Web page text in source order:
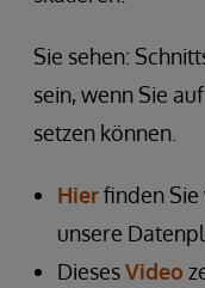
Sie sehen:
sein, wenn Sie
setzen können.
Hierfinden
unsere
DiesesVideo